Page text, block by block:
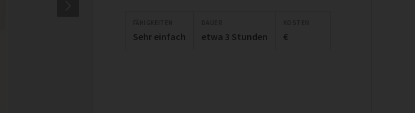
Sehr einfach etwa 3 Stunden €